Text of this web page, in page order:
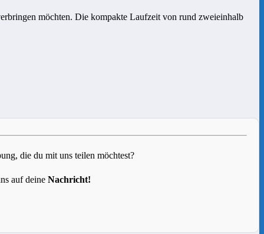
möchten. Die kompakte Laufzeit von rund zweieinhalb
die du mit uns teilen möchtest?
auf deine Nachricht!